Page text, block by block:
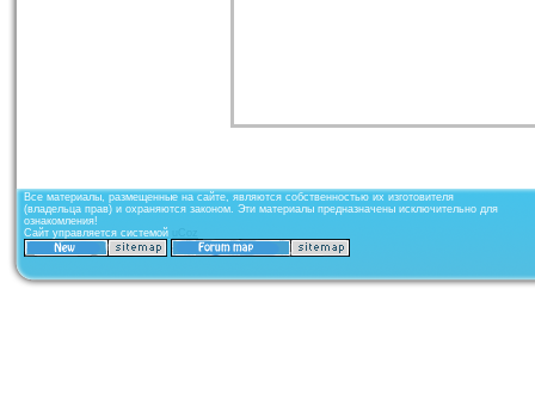
Все материалы, размещенные на сайте, являются собственностью их изготовителя
(владельца прав) и охраняются законом. Эти материалы предназначены исключительно для
ознакомления!
Сайт управляется системой